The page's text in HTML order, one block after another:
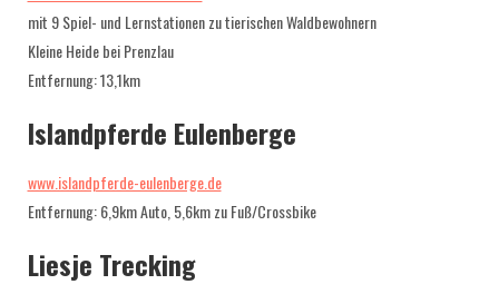
mit 9 Spiel- und Lernstationen zu tierischen Waldbewohnern
Kleine Heide bei Prenzlau
Entfernung: 13,1km
Islandpferde Eulenberge
www.islandpferde-eulenberge.de
Entfernung: 6,9km Auto, 5,6km zu Fuß/Crossbike
Liesje Trecking